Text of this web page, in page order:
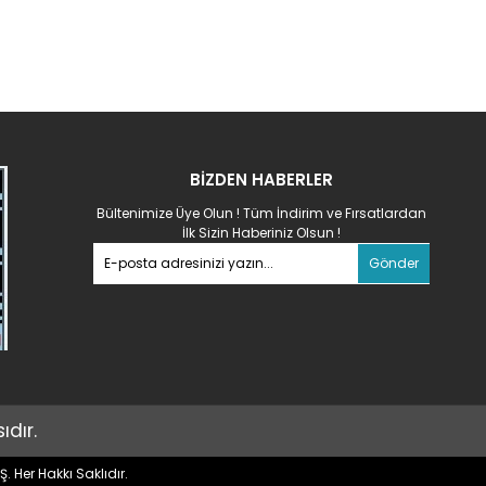
BİZDEN HABERLER
Bültenimize Üye Olun ! Tüm İndirim ve Fırsatlardan
İlk Sizin Haberiniz Olsun !
Gönder
Hakkı Saklıdır.